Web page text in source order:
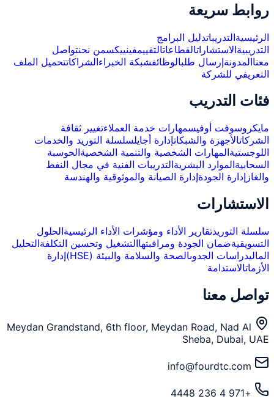
روابط سريعة
الرئيسيةالتدريباتدليل البرامج
التدريبيةالاستشاراتالقطاعاتالتقييمفينييكسمن نحنتواصل
معناالمدونةإرسال طلبالوظائفشبكة الخبراءالشراكاتتحميل الملف
التعريفي للشركة
فئات التدريب
مايكروسوفت أوفيسمهارات خدمة العملاءتغيير ثقافة
الشركاتالأجهزة والشبكاتإدارة أجايلسلسلة التوريد والخدمات
اللوجستيةالمهارات الشخصية والتنمية الشخصيةالحوسبة
السحابيةالموارد البشريةالتدريبات الفنية في مجال النفط
والغاز إدارة الجودةإدارة الصيانة والموثوقية والهندسة
الاستشارات
سلسلة التوريدتقارير الأداء ومؤشرات الأداء الرئيسيةالحلول
التسويقيةضمان الجودة ومراقبتهاالتشغيل وتحسين التكلفةالتحليل
الماليدراسات الجدوىالصحة والسلامة والبيئة (HSE)
إدارة
الأزماتالاستدامة
تواصل معنا
Meydan Grandstand, 6th floor, Meydan Road, Nad Al
Sheba, Dubai, UAE
info@fourdtc.com
+971 4 236 4448